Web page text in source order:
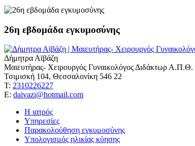
26η εβδομάδα εγκυμοσύνης
Δήμητρα Αϊβάζη
Μαιευτήρας- Χειρουργός Γυναικολόγος Διδάκτωρ Α.Π.Θ.
Τσιμισκή 104, Θεσσαλονίκη 546 22
Τ: 2310226227
Ε: daivazi@hotmail.com
Η ιατρός
Υπηρεσίες
Παρακολούθηση εγκυμοσύνης
Υπολογισμός ηλικίας κύησης